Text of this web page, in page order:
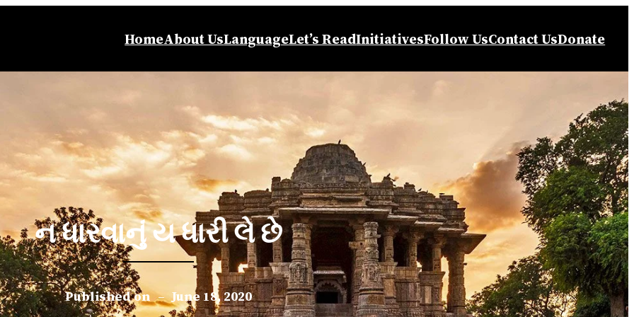
HomeAbout UsLanguageLet’s ReadInitiativesFollow UsContact UsDonate
ન ધારવાનું ય ધારી લે છે
Published on – June 18, 2020